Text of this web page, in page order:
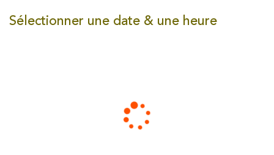
Sélectionner une date & une heure